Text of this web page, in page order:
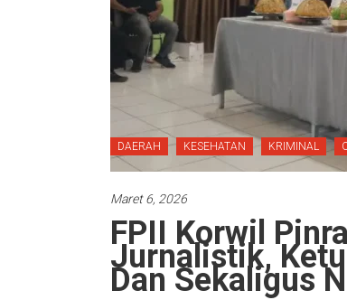
DAERAH KESEHATAN KRIMINAL
Maret 6, 2026
FPII Korwil
Jurnalistik,
Dan Sekaligus